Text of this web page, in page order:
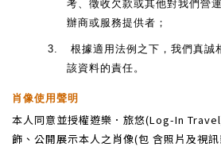
考、徵收欠款或其他對我們營
辦商或服務提供者；
3.
根據適用法例之下，我們真誠
該資料的責任。
肖像使用聲明
本人同意並授權遊樂．旅悠(Log-In
飾、公開展示本人之肖像(包 含照片及視